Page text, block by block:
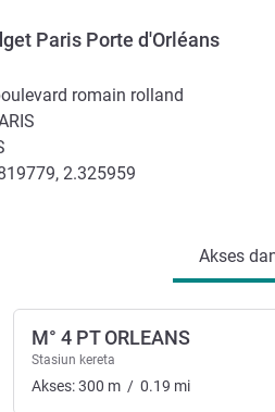
Paris Porte d'Orléans
romain rolland
2.325959
Akses
M° 4 PT ORLEANS
Stasiun kereta
Akses:300 m / 0.19 mi